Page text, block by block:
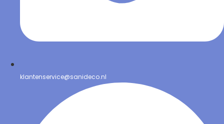
klantenservice@sanideco.nl